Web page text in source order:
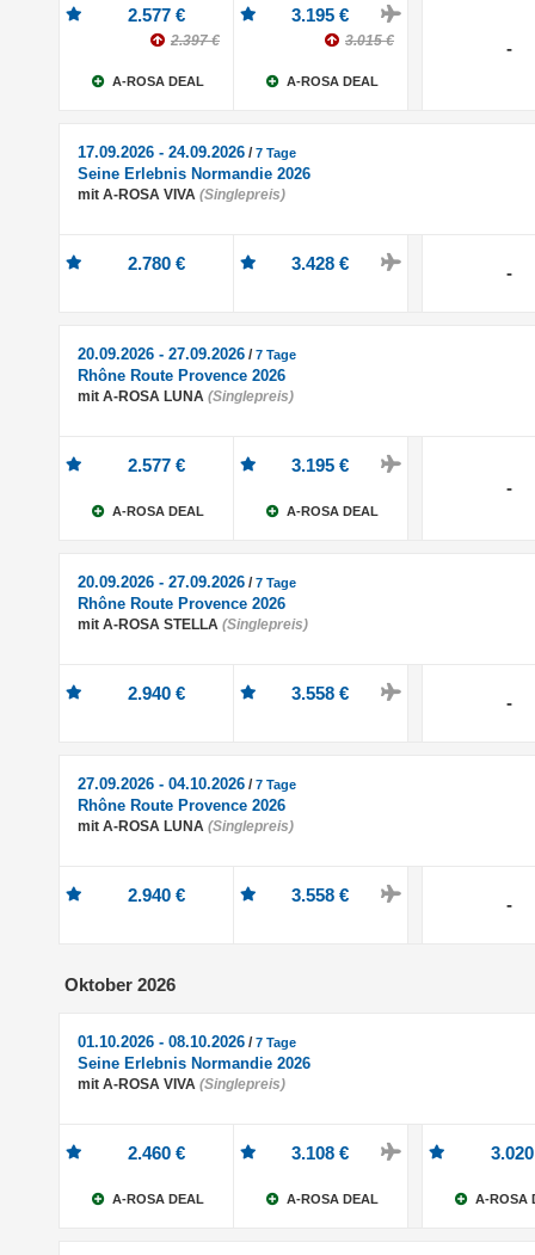
2.577 €
2.397 €
A-ROSA DEAL
3.195 €
3.015 €
A-ROSA DEAL
-
17.09.2026 - 24.09.2026 /7 Tage
Seine Erlebnis Normandie 2026
mit A-ROSA VIVA (Singlepreis)
2.780 € 3.428 € -
20.09.2026 - 27.09.2026 /7 Tage
Rhône Route Provence 2026
mit A-ROSA LUNA (Singlepreis)
2.577 €
A-ROSA DEAL
3.195 €
A-ROSA DEAL
-
20.09.2026 - 27.09.2026 /7 Tage
Rhône Route Provence 2026
mit A-ROSA STELLA (Singlepreis)
2.940 € 3.558 € -
27.09.2026 - 04.10.2026 /7 Tage
Rhône Route Provence 2026
mit A-ROSA LUNA (Singlepreis)
2.940 € 3.558 € -
Oktober 2026
01.10.2026 - 08.10.2026 /7 Tage
Seine Erlebnis Normandie 2026
mit A-ROSA VIVA (Singlepreis)
2.460 €
A-ROSA DEAL
3.108 €
A-ROSA DEAL A-ROSA